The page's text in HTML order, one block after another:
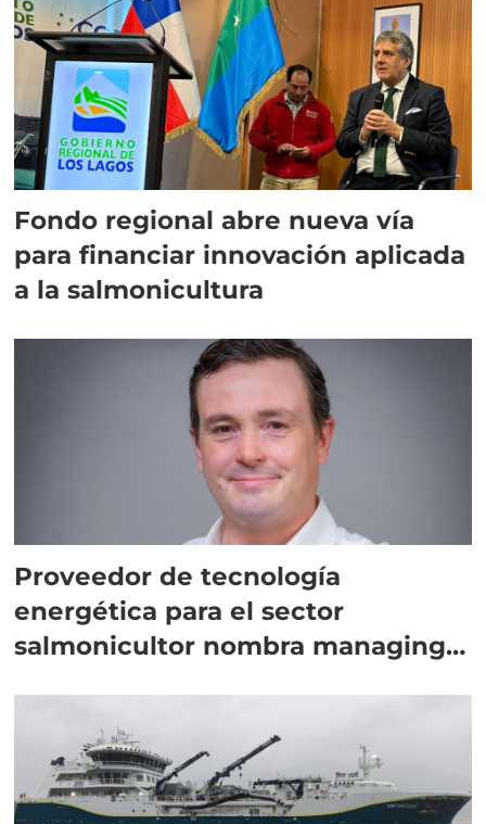
Fondo regional abre nueva vía
para financiar innovación aplicada
a la salmonicultura
Proveedor de tecnología
energética para el sector
salmonicultor nombra managing